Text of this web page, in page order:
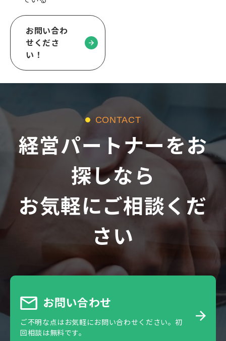
お問い合わ
せくださ
い！
CONTACT
経営パートナーをお
探しなら
お気軽にご相談くだ
さい
お問い合わせ
ご不明な点はお気軽にお問い合わせください。初
回相談は無料です。